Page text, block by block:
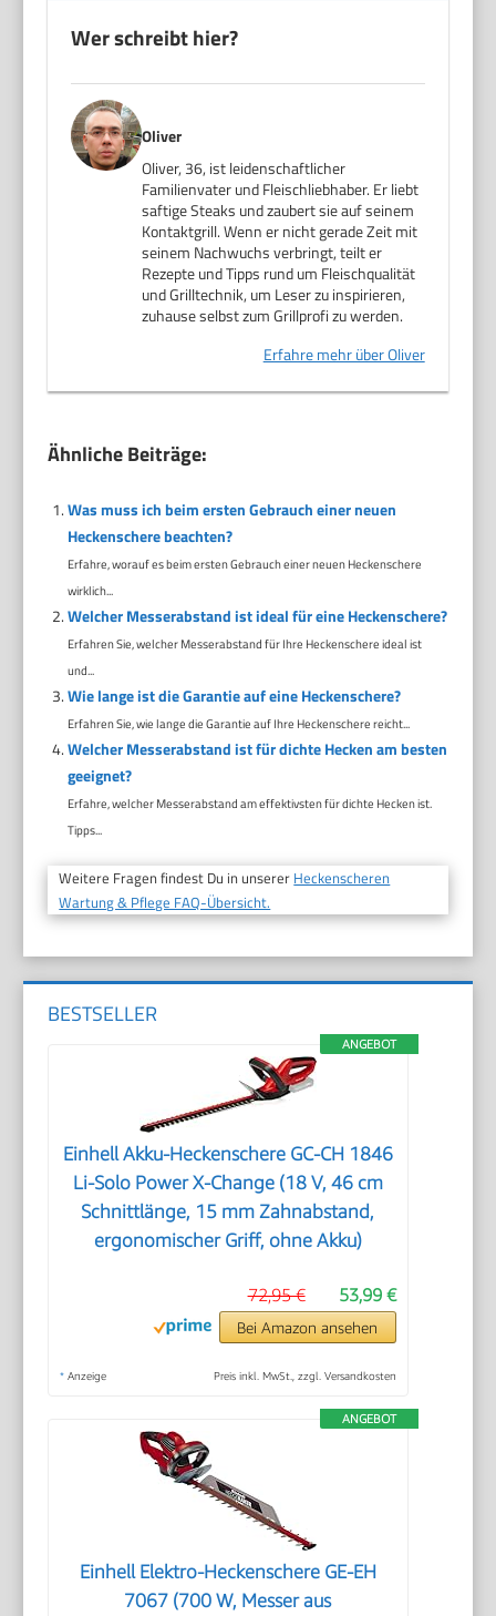
Wer schreibt hier?
Oliver
Oliver, 36, ist leidenschaftlicher
Familienvater und Fleischliebhaber. Er liebt
saftige Steaks und zaubert sie auf seinem
Kontaktgrill. Wenn er nicht gerade Zeit mit
seinem Nachwuchs verbringt, teilt er
Rezepte und Tipps rund um Fleischqualität
und Grilltechnik, um Leser zu inspirieren,
zuhause selbst zum Grillprofi zu werden.
Erfahre mehr über Oliver
Ähnliche Beiträge:
Was muss ich beim ersten Gebrauch einer neuen
Heckenschere beachten?
Erfahre, worauf es beim ersten Gebrauch einer neuen Heckenschere
wirklich...
Welcher Messerabstand ist ideal für eine Heckenschere?
Erfahren Sie, welcher Messerabstand für Ihre Heckenschere ideal ist
und...
Wie lange ist die Garantie auf eine Heckenschere?
Erfahren Sie, wie lange die Garantie auf Ihre Heckenschere reicht...
Welcher Messerabstand ist für dichte Hecken am besten
geeignet?
Erfahre, welcher Messerabstand am effektivsten für dichte Hecken ist.
Tipps...
Weitere Fragen findest Du in unserer Heckenscheren
Wartung & Pflege FAQ-Übersicht.
BESTSELLER
ANGEBOT
Einhell Akku-Heckenschere GC-CH 1846
Li-Solo Power X-Change (18 V, 46 cm
Schnittlänge, 15 mm Zahnabstand,
ergonomischer Griff, ohne Akku)
53,99 €
72,95 €
Bei Amazon ansehen
* Anzeige Preis inkl. MwSt., zzgl. Versandkosten
ANGEBOT
Einhell Elektro-Heckenschere GE-EH
7067 (700 W, Messer aus